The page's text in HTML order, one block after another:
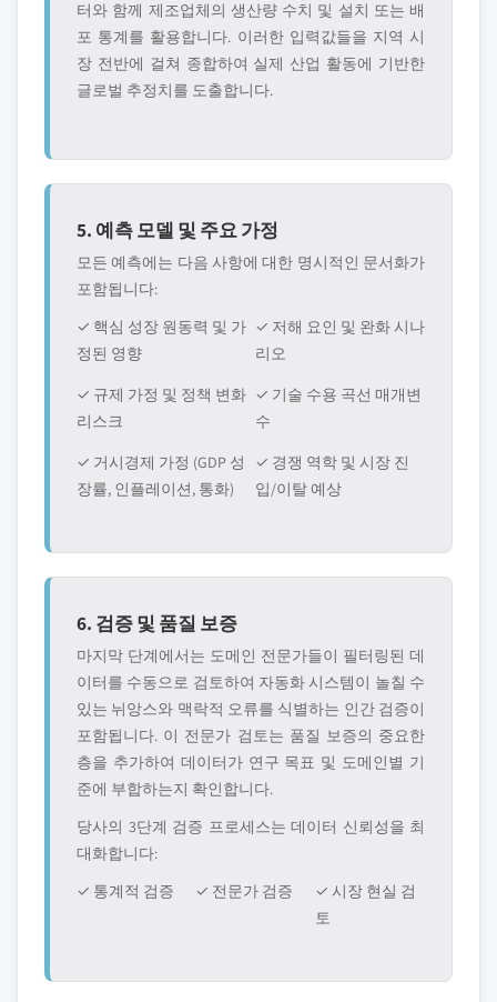
터와 함께 제조업체의 생산량 수치 및 설치 또는 배
포 통계를 활용합니다. 이러한 입력값들을 지역 시
장 전반에 걸쳐 종합하여 실제 산업 활동에 기반한
글로벌 추정치를 도출합니다.
5. 예측 모델 및 주요 가정
모든 예측에는 다음 사항에 대한 명시적인 문서화가
포함됩니다:
✓ 핵심 성장 원동력 및 가
정된 영향
✓ 저해 요인 및 완화 시나
리오
✓ 규제 가정 및 정책 변화
리스크
✓ 기술 수용 곡선 매개변
수
✓ 거시경제 가정 (GDP 성
장률, 인플레이션, 통화)
✓ 경쟁 역학 및 시장 진
입/이탈 예상
6. 검증 및 품질 보증
마지막 단계에서는 도메인 전문가들이 필터링된 데
이터를 수동으로 검토하여 자동화 시스템이 놀칠 수
있는 뉘앙스와 맥락적 오류를 식별하는 인간 검증이
포함됩니다. 이 전문가 검토는 품질 보증의 중요한
층을 추가하여 데이터가 연구 목표 및 도메인별 기
준에 부합하는지 확인합니다.
당사의 3단계 검증 프로세스는 데이터 신뢰성을 최
대화합니다:
✓ 통계적 검증
✓ 전문가 검증
✓ 시장 현실 검
토